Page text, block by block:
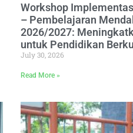
Workshop
– Pembelajaran
2026/2027:
untuk Pendidikan
July 30, 2026
Read More »